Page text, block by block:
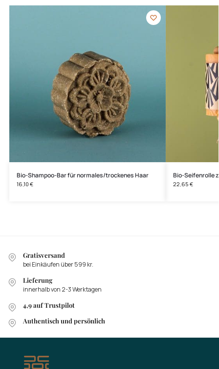
Bio-Shampoo-Bar für normales/trockenes Haar
16,10 €
Bio-Seifenrolle
22,65 €
Gratisversand
bei Einkäufen über 599 kr.
Lieferung
innerhalb von 2-3 Werktagen
4,9 auf Trustpilot
Authentisch und persönlich